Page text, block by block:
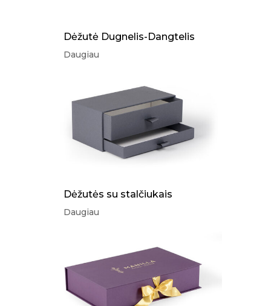
Dėžutė Dugnelis-Dangtelis
Daugiau
Dėžutės su stalčiukais
Daugiau